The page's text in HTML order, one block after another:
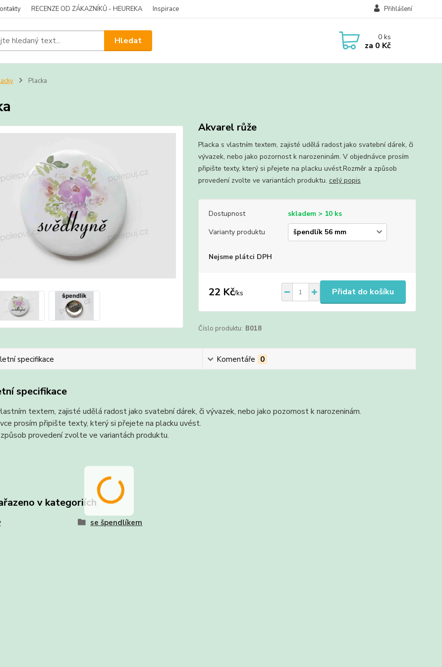
RECENZE OD ZÁKAZNÍKŮ - HEUREKA Inspirace Přihlášení
Hledat 0ks
za 0 Kč
Placka
Akvarel růže
Placka s vlastním textem, zajisté udělá radost jako svatební dárek, či
vývazek, nebo jako pozornost k narozeninám. V objednávce prosím
připište texty, který si přejete na placku uvést.Rozměr a způsob
provedení zvolte ve variantách produktu. celý popis
Dostupnost
skladem > 10 ks
Varianty produktu
Nejsme plátci DPH
22 Kč/ks Přidat do košíku
Číslo produktu: B018
specifikace Komentáře 0
specifikace
textem, zajisté udělá radost jako svatební dárek, či vývazek, nebo jako pozornost k narozeninám.
prosím připište texty, který si přejete na placku uvést.
provedení zvolte ve variantách produktu.
v kategoriích
se špendlíkem